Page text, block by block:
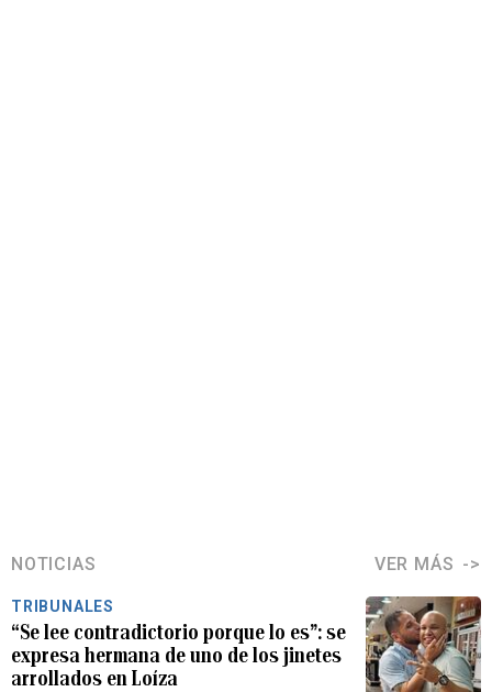
NOTICIAS VER MÁS
TRIBUNALES
“Se lee contradictorio porque lo es”: se
expresa hermana de uno de los jinetes
arrollados en Loíza